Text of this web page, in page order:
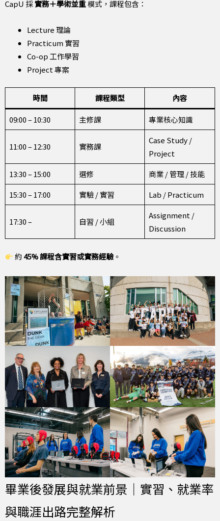
CapU 採實務＋學術並重模式，課程包含：
Lecture 理論
Practicum 實習
Co-op 工作學習
Project 專案
時間 課程類型 內容
09:00 – 10:30 主修課 專業核心知識
11:00 – 12:30 實務課
Case Study /
Project
13:30 – 15:00
選修
商業 / 管理 / 技能
15:30 – 17:00
實驗 / 實習 Lab / Practicum
17:30 – 自習 / 小組
Assignment /
Discussion
約45% 課程含實習或實務經驗。
畢業後發展與就業前景｜實習、就業率
與職涯出路完整解析